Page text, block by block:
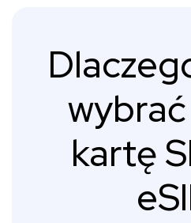
kartę